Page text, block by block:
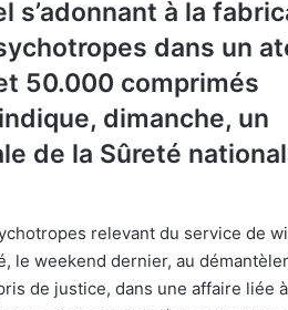
s’adonnant à la
dans un
50.000 comprimés
dimanche, un
de la Sûreté
relevant du service de
le weekend dernier, au
de justice, dans une affaire liée